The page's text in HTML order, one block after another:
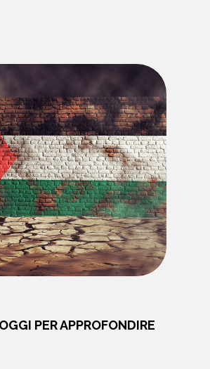
PER APPROFONDIRE